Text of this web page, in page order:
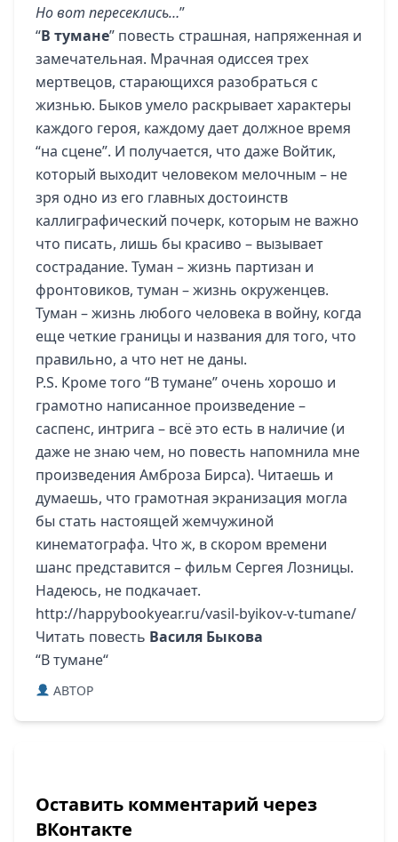
Но вот пересеклись…”
“В тумане” повесть страшная, напряженная и
замечательная. Мрачная одиссея трех
мертвецов, старающихся разобраться с
жизнью. Быков умело раскрывает характеры
каждого героя, каждому дает должное время
“на сцене”. И получается, что даже Войтик,
который выходит человеком мелочным – не
зря одно из его главных достоинств
каллиграфический почерк, которым не важно
что писать, лишь бы красиво – вызывает
сострадание. Туман – жизнь партизан и
фронтовиков, туман – жизнь окруженцев.
Туман – жизнь любого человека в войну, когда
еще четкие границы и названия для того, что
правильно, а что нет не даны.
P.S. Кроме того “В тумане” очень хорошо и
грамотно написанное произведение –
саспенс, интрига – всё это есть в наличие (и
даже не знаю чем, но повесть напомнила мне
произведения Амброза Бирса). Читаешь и
думаешь, что грамотная экранизация могла
бы стать настоящей жемчужиной
кинематографа. Что ж, в скором времени
шанс представится – фильм Сергея Лозницы.
Надеюсь, не подкачает.
http://happybookyear.ru/vasil-byikov-v-tumane/
Читать повесть Василя Быкова
“В тумане“
ABTOP
Оставить комментарий через
ВКонтакте